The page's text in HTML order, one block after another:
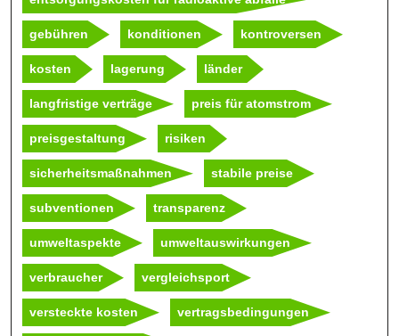
gebühren konditionen kontroversen
kosten lagerung länder
langfristige verträge preis für atomstrom
preisgestaltung risiken
sicherheitsmaßnahmen stabile preise
subventionen transparenz
umweltaspekte umweltauswirkungen
verbraucher vergleichsport
versteckte kosten vertragsbedingungen